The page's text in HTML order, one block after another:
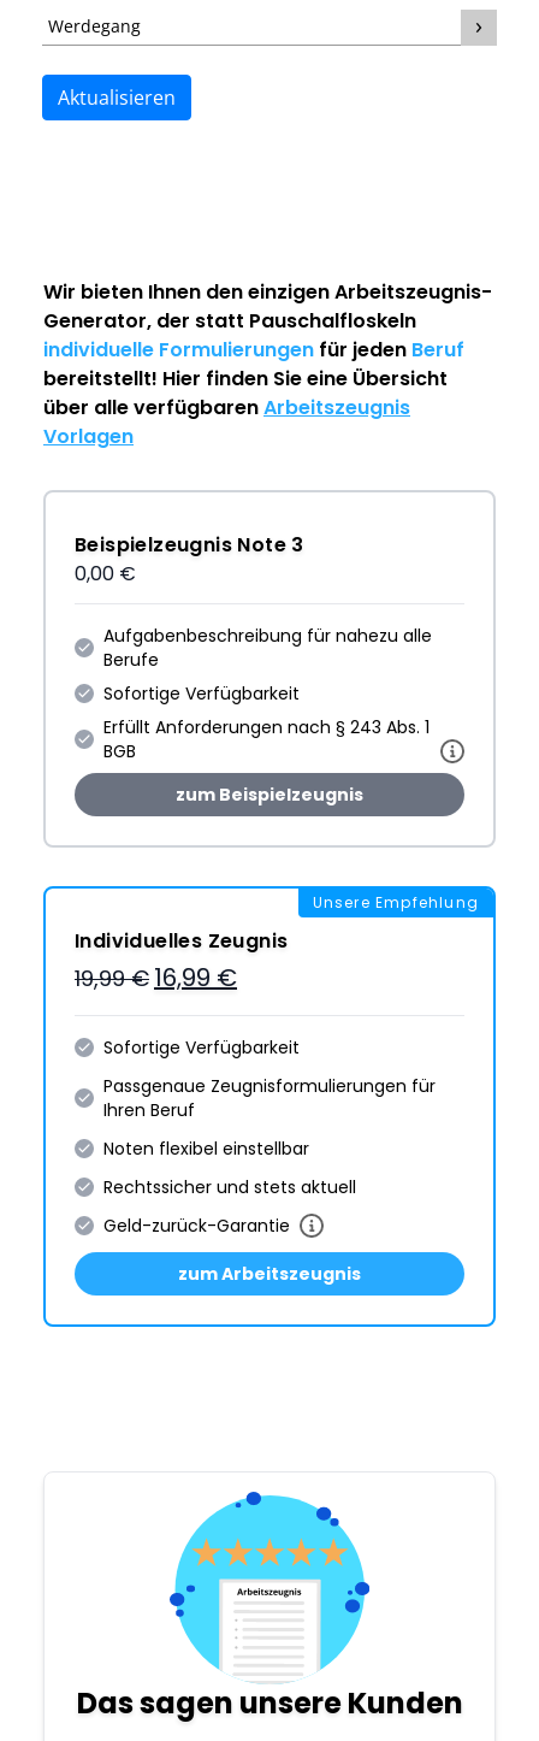
Werdegang
Aktualisieren
Wir bieten Ihnen den einzigenArbeitszeugnis-
Generator, der statt Pauschalfloskeln
individuelle Formulierungen für jeden Beruf
bereitstellt! Hier finden Sie eine Übersicht
über alle verfügbarenArbeitszeugnis
Vorlagen
Beispielzeugnis Note 3
0,00 €
Aufgabenbeschreibung für nahezu alle
Berufe
Sofortige Verfügbarkeit
Erfüllt Anforderungen nach § 243 Abs. 1
BGB
zum Beispielzeugnis
Unsere Empfehlung
Individuelles Zeugnis
19,99 € 16,99 €
Sofortige Verfügbarkeit
Passgenaue Zeugnis­formulie­rungen für
Ihren Beruf
Noten flexibel einstellbar
Rechtssicher und stets aktuell
Geld-zurück-Garantie
zum Arbeitszeugnis
Das sagen unsere Kunden